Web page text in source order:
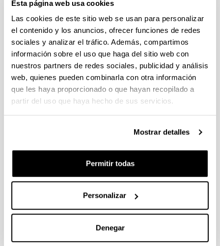
Esta página web usa cookies
Las cookies de este sitio web se usan para personalizar
el contenido y los anuncios, ofrecer funciones de redes
sociales y analizar el tráfico. Además, compartimos
información sobre el uso que haga del sitio web con
nuestros partners de redes sociales, publicidad y análisis
web, quienes pueden combinarla con otra información
que les haya proporcionado o que hayan recopilado a
partir del uso que haya hecho de sus servicios.
Mostrar detalles
Permitir todas
Personalizar
Denegar
Proyectos
Propiedades algebraicas y
geométricas de sistemas de control
y matrices (Subvención general a
grupos GIU05/28)
Personal investigador:
I. Zaballa
Entidad financiadora:
Importe total:
<strong>Entidades participantes:</strong>
<strong>N&uacute;mero de investigadores